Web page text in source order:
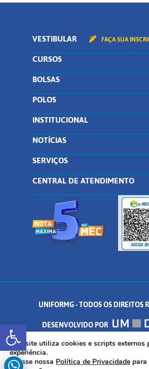
Abrir a barra de
VESTIBULAR FAÇA SUA
CURSOS
BOLSAS
POLOS
INSTITUCIONAL
NOTÍCIAS
SERVIÇOS
CENTRAL DE ATENDIMENTO
UNIFORMG - TODOS OS DIREITOS
DESENVOLVIDO POR
AV. DR. ARNALDO DE SENNA, 328 -
35.574.530
Este site utiliza cookies e scripts externos
experiência.
Acesse nossa Política de Privacidade